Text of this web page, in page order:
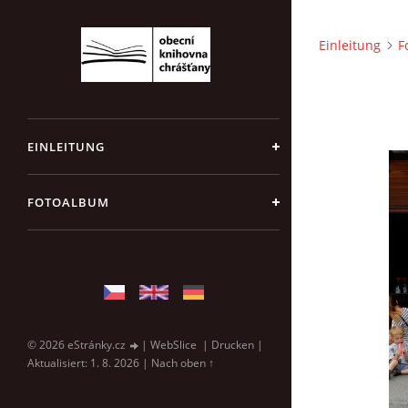
EINLEITUNG
FOTOALBUM
© 2026 eStránky.cz | WebSlice | Drucken |
Aktualisiert: 1. 8. 2026 | Nach oben ↑
Einleitung